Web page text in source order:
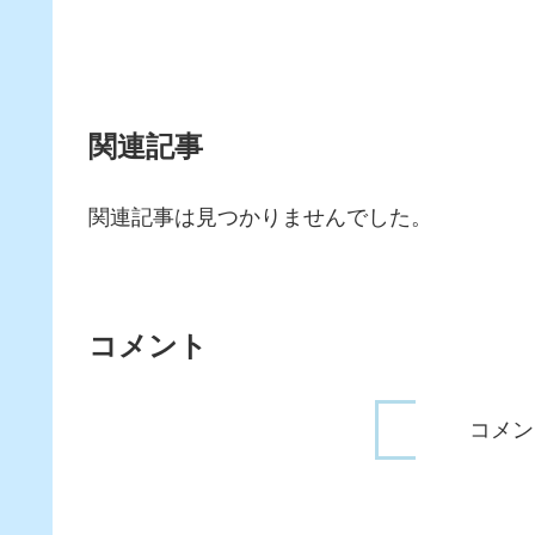
関連記事
関連記事は見つかりませんでした。
コメント
コメ